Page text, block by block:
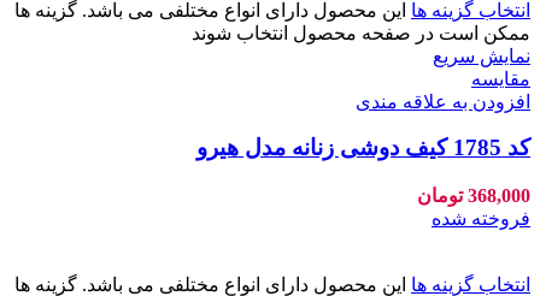
انتخاب گزینه ها این محصول دارای انواع مختلفی می باشد. گزینه ها
ممکن است در صفحه محصول انتخاب شوند
نمایش سریع
مقايسه
افزودن به علاقه مندی
کد 1785 کیف دوشی زنانه مدل هیرو
368,000 تومان
فروخته شده
انتخاب گزینه ها این محصول دارای انواع مختلفی می باشد. گزینه ها